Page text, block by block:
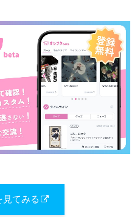
見てみる